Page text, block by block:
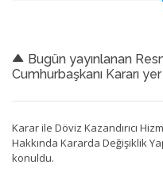
Bugün yayınlanan
Cumhurbaşkanı Kararı yer
Karar ile Döviz Kazandırıcı
Hakkında Kararda Değişiklik
konuldu.